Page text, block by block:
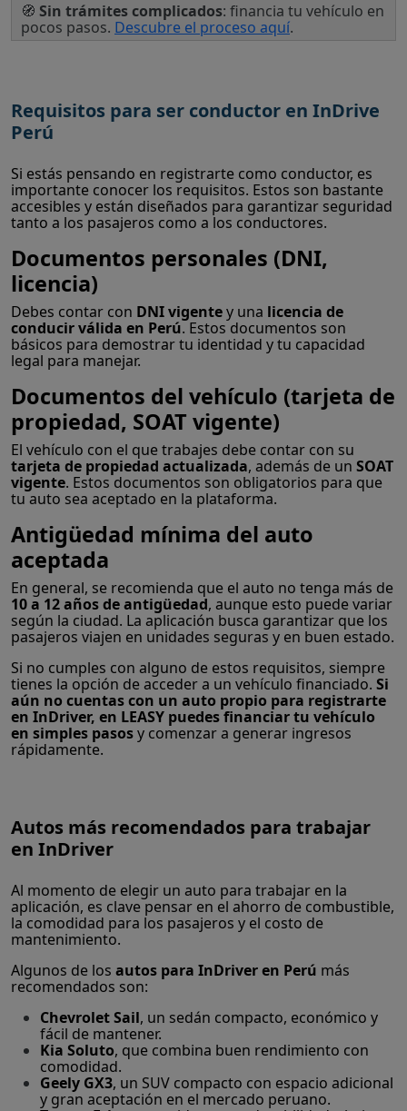
🧭 Sin trámites complicados: financia tu vehículo en
pocos pasos. Descubre el proceso aquí.
Requisitos para ser conductor en InDrive
Perú
Si estás pensando en registrarte como conductor, es
importante conocer los requisitos. Estos son bastante
accesibles y están diseñados para garantizar seguridad
tanto a los pasajeros como a los conductores.
Documentos personales (DNI,
licencia)
Debes contar con DNI vigentey una licencia de
conducir válida en Perú. Estos documentos son
básicos para demostrar tu identidad y tu capacidad
legal para manejar.
Documentos del vehículo (tarjeta de
propiedad, SOAT vigente)
El vehículo con el que trabajes debe contar con su
tarjeta de propiedad actualizada, además de un SOAT
vigente. Estos documentos son obligatorios para que
tu auto sea aceptado en la plataforma.
Antigüedad mínima del auto
aceptada
En general, se recomienda que el auto no tenga más de
10 a 12 años de antigüedad, aunque esto puede variar
según la ciudad. La aplicación busca garantizar que los
pasajeros viajen en unidades seguras y en buen estado.
Si no cumples con alguno de estos requisitos, siempre
tienes la opción de acceder a un vehículo financiado. Si
aún no cuentas con un auto propio para registrarte
en InDriver, en LEASY puedes financiar tu vehículo
en simples pasosy comenzar a generar ingresos
rápidamente.
Autos más recomendados para trabajar
en InDriver
Al momento de elegir un auto para trabajar en la
aplicación, es clave pensar en el ahorro de combustible,
la comodidad para los pasajeros y el costo de
mantenimiento.
Algunos de los autos para InDriver en Perú más
recomendados son:
Chevrolet Sail, un sedán compacto, económico y
fácil de mantener.
Kia Soluto, que combina buen rendimiento con
comodidad.
Geely GX3, un SUV compacto con espacio adicional
y gran aceptación en el mercado peruano.